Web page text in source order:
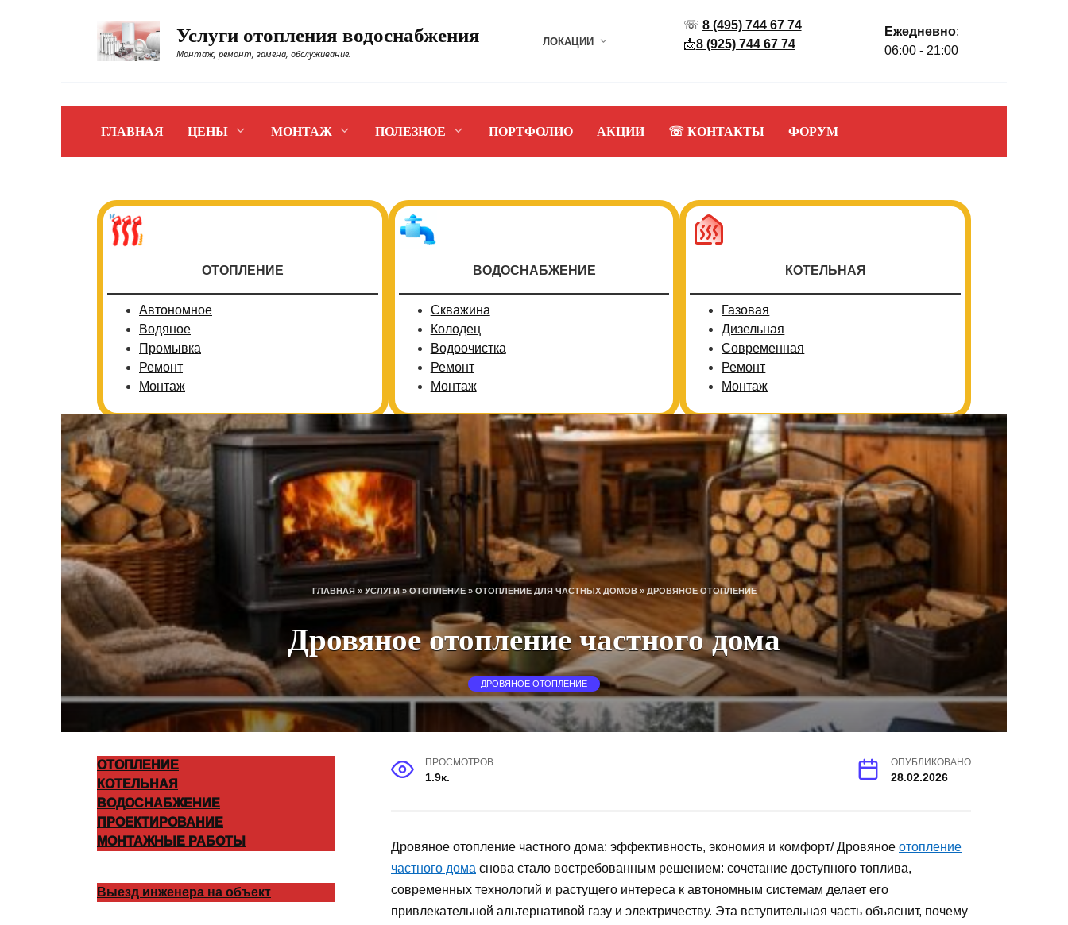
Услуги отопления водоснабжения
Монтаж, ремонт, замена, обслуживание.
ЛОКАЦИИ
☏ 8 (495) 744 67 74
📩8 (925) 744 67 74
Ежедневно:
06:00 - 21:00
ГЛАВНАЯ ЦЕНЫ МОНТАЖ ПОЛЕЗНОЕ ПОРТФОЛИО АКЦИИ ☏ КОНТАКТЫ ФОРУМ
ОТОПЛЕНИЕ
Автономное
Водяное
Промывка
Ремонт
Монтаж
ВОДОСНАБЖЕНИЕ
Скважина
Колодец
Водоочистка
Ремонт
Монтаж
КОТЕЛЬНАЯ
Газовая
Дизельная
Современная
Ремонт
Монтаж
ГЛАВНАЯ» УСЛУГИ»ОТОПЛЕНИЕ» ОТОПЛЕНИЕ ДЛЯ ЧАСТНЫХ ДОМОВ» ДРОВЯНОЕ ОТОПЛЕНИЕ
Дровяное отопление частного дома
ДРОВЯНОЕ ОТОПЛЕНИЕ
ПРОСМОТРОВ
1.9к.
ОПУБЛИКОВАНО
28.02.2026
Дровяное отопление частного дома: эффективность, экономия и комфорт/ Дровяное отопление
частного дома снова стало востребованным решением: сочетание доступного топлива,
современных технологий и растущего интереса к автономным системам делает его
привлекательной альтернативой газу и электричеству. Эта вступительная часть объяснит, почему
ОТОПЛЕНИЕ
КОТЕЛЬНАЯ
ВОДОСНАБЖЕНИЕ
ПРОЕКТИРОВАНИЕ
МОНТАЖНЫЕ РАБОТЫ
Выезд инженера на объект